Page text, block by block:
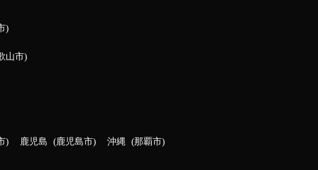
山市
鹿児島 鹿児島市 沖縄 那覇市